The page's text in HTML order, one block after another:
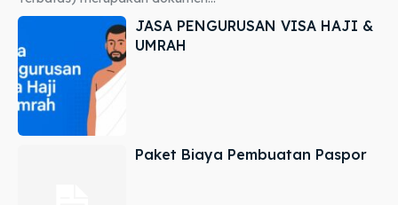
JASA PENGURUSAN VISA HAJI &
UMRAH
Paket Biaya Pembuatan Paspor